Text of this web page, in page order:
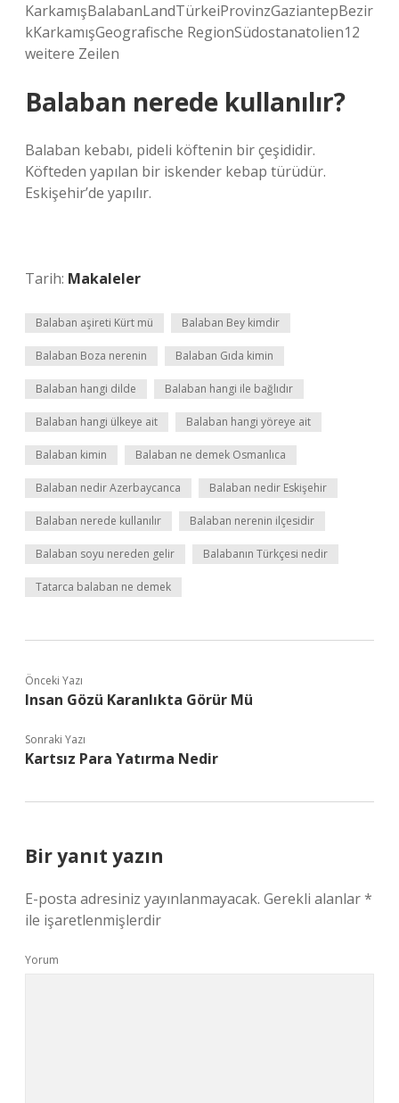
KarkamışBalabanLandTürkeiProvinzGaziantepBezir
kKarkamışGeografische RegionSüdostanatolien12
weitere Zeilen
Balaban nerede kullanılır?
Balaban kebabı, pideli köftenin bir çeşididir.
Köfteden yapılan bir iskender kebap türüdür.
Eskişehir’de yapılır.
Tarih: Makaleler
Balaban aşireti Kürt mü Balaban Bey kimdir
Balaban Boza nerenin Balaban Gıda kimin
Balaban hangi dilde Balaban hangi ile bağlıdır
Balaban hangi ülkeye ait Balaban hangi yöreye ait
Balaban kimin Balaban ne demek Osmanlıca
Balaban nedir Azerbaycanca Balaban nedir Eskişehir
Balaban nerede kullanılır Balaban nerenin ilçesidir
Balaban soyu nereden gelir Balabanın Türkçesi nedir
Tatarca balaban ne demek
Önceki Yazı
Insan Gözü Karanlıkta Görür Mü
Sonraki Yazı
Kartsız Para Yatırma Nedir
Bir yanıt yazın
E-posta adresiniz yayınlanmayacak. Gerekli alanlar*
ile işaretlenmişlerdir
Yorum